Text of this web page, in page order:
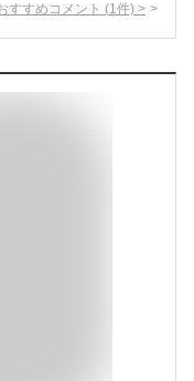
すすめコメント (1 件) >